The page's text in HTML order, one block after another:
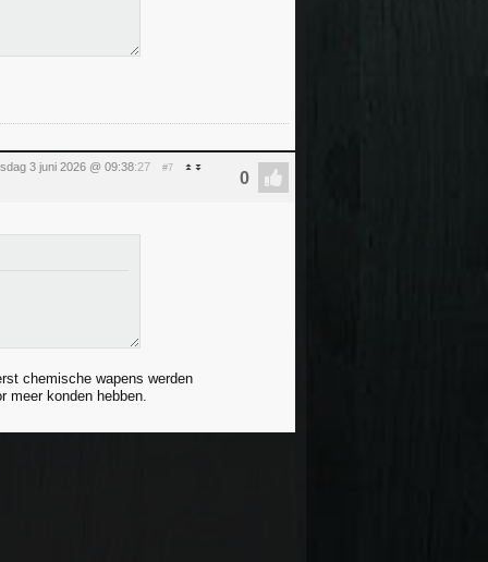
3 juni 2026 @ 09:38:27 #7
chemische wapens werden
meer konden hebben.